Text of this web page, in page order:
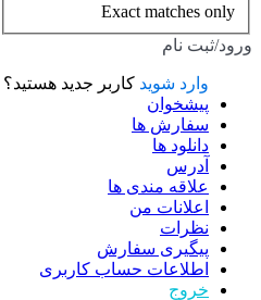
Exact matches only
ورود/ثبت نام
وارد شوید کاربر جدید هستید؟
پیشخوان
سفارش ها
دانلود ها
آدرس
علاقه مندی ها
اعلانات من
نظرات
پیگیری سفارش
اطلاعات حساب كاربری
خروج